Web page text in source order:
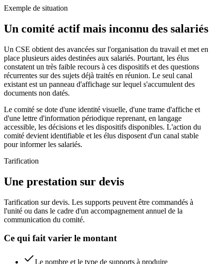
Exemple de situation
Un comité actif mais inconnu des salariés
Un CSE obtient des avancées sur l'organisation du travail et met en
place plusieurs aides destinées aux salariés. Pourtant, les élus
constatent un très faible recours à ces dispositifs et des questions
récurrentes sur des sujets déjà traités en réunion. Le seul canal
existant est un panneau d'affichage sur lequel s'accumulent des
documents non datés.
Le comité se dote d'une identité visuelle, d'une trame d'affiche et
d'une lettre d'information périodique reprenant, en langage
accessible, les décisions et les dispositifs disponibles. L'action du
comité devient identifiable et les élus disposent d'un canal stable
pour informer les salariés.
Tarification
Une prestation sur devis
Tarification sur devis. Les supports peuvent être commandés à
l'unité ou dans le cadre d'un accompagnement annuel de la
communication du comité.
Ce qui fait varier le montant
Le nombre et le type de supports à produire